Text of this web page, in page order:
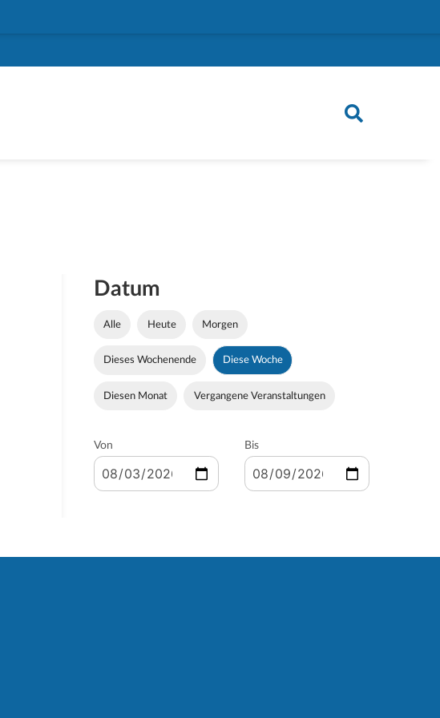
Link)
Datum
Alle Heute Morgen
Dieses Wochenende Diese Woche
Diesen Monat Vergangene Veranstaltungen
Von Bis